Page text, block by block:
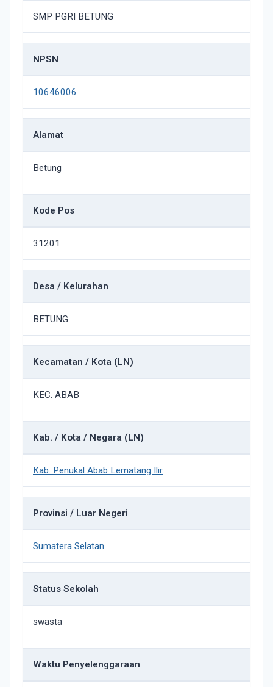
SMP PGRI BETUNG
NPSN
10646006
Alamat
Betung
Kode Pos
31201
Desa / Kelurahan
BETUNG
Kecamatan / Kota (LN)
KEC. ABAB
Kab. / Kota / Negara (LN)
Kab. Penukal Abab Lematang Ilir
Provinsi / Luar Negeri
Sumatera Selatan
Status Sekolah
swasta
Waktu Penyelenggaraan